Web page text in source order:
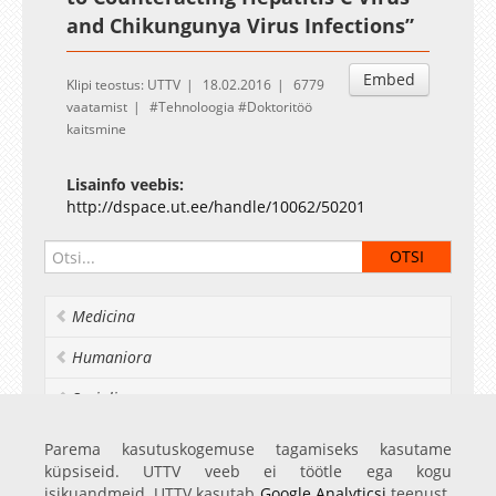
and Chikungunya Virus Infections”
Embed
Klipi teostus: UTTV 18.02.2016
6779
vaatamist
Tehnoloogia
Doktoritöö
kaitsmine
Lisainfo veebis:
http://dspace.ut.ee/handle/10062/50201
Medicina
Humaniora
Socialia
Realia et naturalia
Ülikoolist veel
Parema kasutuskogemuse tagamiseks kasutame
küpsiseid. UTTV veeb ei töötle ega kogu